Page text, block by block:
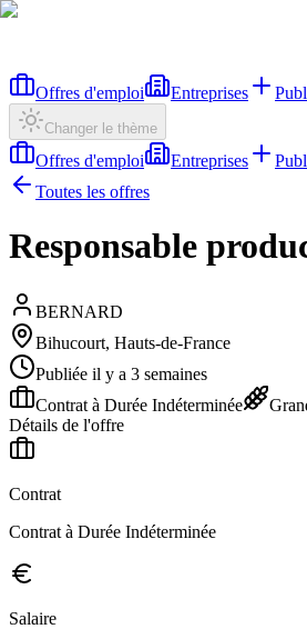
Offres d'emploi Entreprises
Changer le thème
Offres d'emploi Entreprises
Toutes les offres
Responsable
BERNARD
Bihucourt, Hauts-de-France
Publiée il y a 3 semaines
Contrat à Durée Indéterminée
Détails de l'offre
Contrat
Contrat à Durée Indéterminée
Salaire